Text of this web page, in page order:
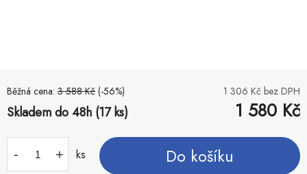
Běžná cena: 3 588 Kč (-56%) 1 306 Kč bez DPH
Skladem do 48h (17 ks) 1 580 Kč
- + ks Do košíku